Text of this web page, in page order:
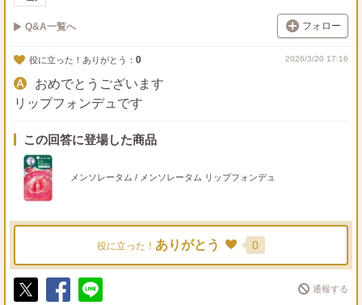
Q&A一覧へ フォロー
役に立った！ありがとう： 0 2026/3/20 17:16
おめでとうございます
リップフォンデュです
この回答に登場した商品
メンソレータム / メンソレータム リップフォンデュ
役に立った！ ありがとう 0
通報する